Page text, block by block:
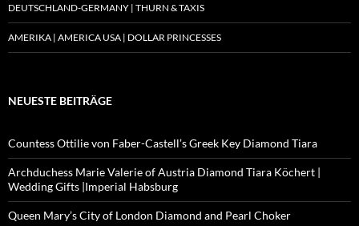
DEUTSCHLAND-GERMANY | THURN & TAXIS
AMERIKA | AMERICA USA | DOLLAR PRINCESSES
NEUESTE BEITRÄGE
Countess Ottilie von Faber-Castell’s Greek Key Diamond Tiara
Archduchess Marie Valerie of Austria Diamond Tiara Köchert |
Wedding Gifts |Imperial Habsburg
Queen Mary’s City of London Diamond and Pearl Choker